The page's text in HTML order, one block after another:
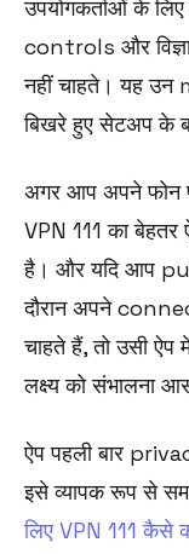
उपयोगकर्ताओं के
controls और
नहीं चाहते। यह
बिखरे हुए सेटअप के
अगर आप अपने फोन
VPN 111 का बेहतर
है। और यदि आप
दौरान अपने
चाहते हैं, तो उसी
लक्ष्य को संभालना
ऐप पहली बार
इसे व्यापक रूप से
लिए VPN 111 कैसे